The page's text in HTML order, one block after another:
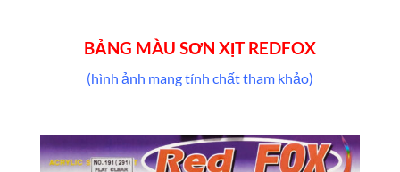
BẢNG MÀU SƠN XỊT REDFOX
(hình ảnh mang tính chất tham khảo)